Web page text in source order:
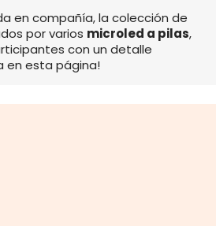
en compañía, la colección de
por varios microled a pilas,
con un detalle
en esta página!